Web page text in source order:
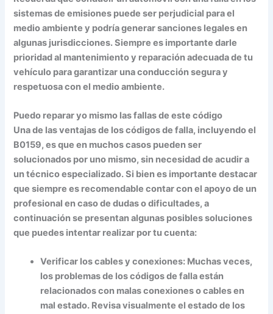
sistemas de emisiones puede ser perjudicial para el
medio ambiente y podría generar sanciones legales en
algunas jurisdicciones. Siempre es importante darle
prioridad al mantenimiento y reparación adecuada de tu
vehículo para garantizar una conducción segura y
respetuosa con el medio ambiente.
Puedo reparar yo mismo las fallas de este código
Una de las ventajas de los códigos de falla, incluyendo el
B0159, es que en muchos casos pueden ser
solucionados por uno mismo, sin necesidad de acudir a
un técnico especializado. Si bien es importante destacar
que siempre es recomendable contar con el apoyo de un
profesional en caso de dudas o dificultades, a
continuación se presentan algunas posibles soluciones
que puedes intentar realizar por tu cuenta:
Verificar los cables y conexiones: Muchas veces,
los problemas de los códigos de falla están
relacionados con malas conexiones o cables en
mal estado. Revisa visualmente el estado de los